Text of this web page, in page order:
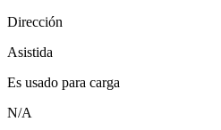
Dirección
Asistida
Es usado para carga
N/A